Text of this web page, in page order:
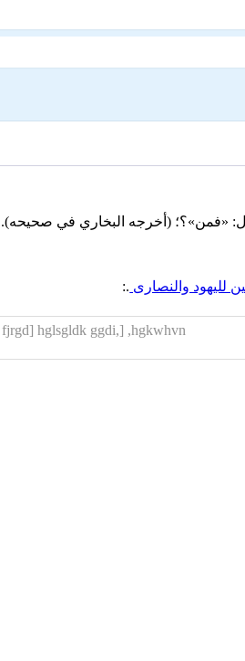
«فمن»؟؛ (أخرجه البخاري في صحيحه).
لليهود والنصارى .:
hglsgldk ggdi,] ,hgkwhvn